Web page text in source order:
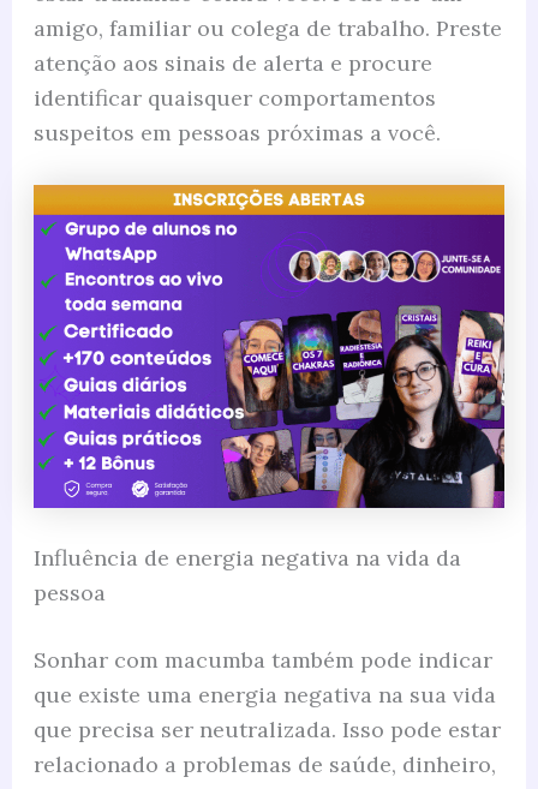
amigo, familiar ou colega de trabalho. Preste
atenção aos sinais de alerta e procure
identificar quaisquer comportamentos
suspeitos em pessoas próximas a você.
Influência de energia negativa na vida da
pessoa
Sonhar com macumba também pode indicar
que existe uma energia negativa na sua vida
que precisa ser neutralizada. Isso pode estar
relacionado a problemas de saúde, dinheiro,